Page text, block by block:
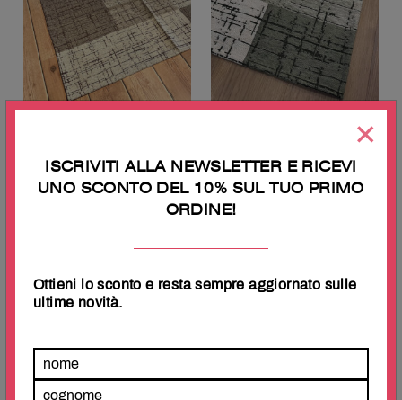
€24.90–€119.99
Tappeto ciniglia lavabile
antiscivolo Quadri verde
€24.90– € 119.99
×
ISCRIVITI ALLA NEWSLETTER E RICEVI
UNO SCONTO DEL 10% SUL TUO PRIMO
ORDINE!
Ottieni lo sconto e resta sempre aggiornato sulle
ultime novità.